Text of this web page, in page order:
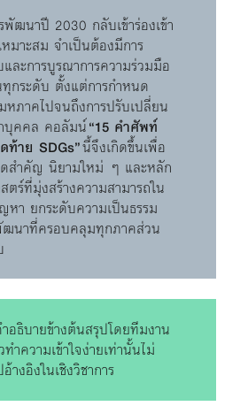
พัฒนาปี 2030 กลับเข้าร่องเข้า
มาะสม จำเป็นต้องมีการ
ละการบูรณาการความร่วมมือ
ทุกระดับ ตั้งแต่การกำหนด
หภาคไปจนถึงการปรับเปลี่ยน
บุคคล คอลัมน์“15 คำศัพท์
ท้าย SDGs”นี้จึงเกิดขึ้นเพื่อ
สำคัญ นิยามใหม่ ๆ และหลัก
ตร์ที่มุ่งสร้างความสามารถใน
า ยกระดับความเป็นธรรม
ฒนาที่ครอบคลุมทุกภาคส่วน
อธิบายข้างต้นสรุปโดยทีมงาน
ำความเข้าใจง่ายเท่านั้นไม่
างอิงในเชิงวิชาการ